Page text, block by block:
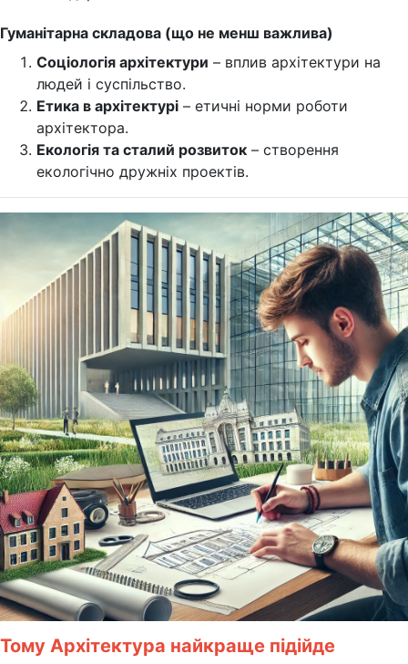
Гуманітарна складова (що не менш важлива)
Соціологія архітектури – вплив архітектури на
людей і суспільство.
Етика в архітектурі – етичні норми роботи
архітектора.
Екологія та сталий розвиток – створення
екологічно дружніх проектів.
Тому Архітектура найкраще підійде